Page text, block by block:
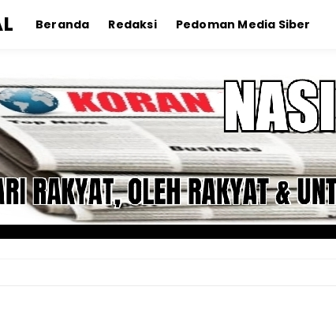
Beranda Redaksi Pedoman Media Siber